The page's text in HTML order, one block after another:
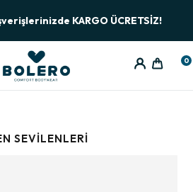
KARGO ÜCRETSİZ!
0
SEVILENLERI